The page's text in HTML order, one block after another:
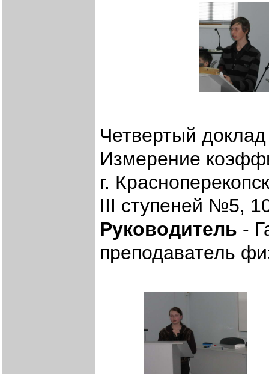
Четвертый
Измерение
г.
III ступеней №5,
Руководитель -
преподаватель